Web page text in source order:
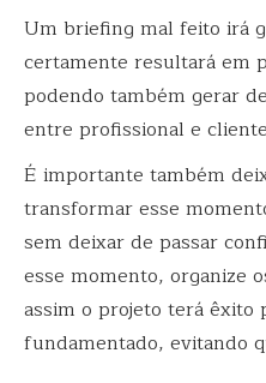
Um briefing mal feito irá
certamente resultará em
podendo também gerar
entre profissional e
É importante também
transformar esse
sem deixar de passar
esse momento, organize
assim o projeto terá êxito
fundamentado, evitando